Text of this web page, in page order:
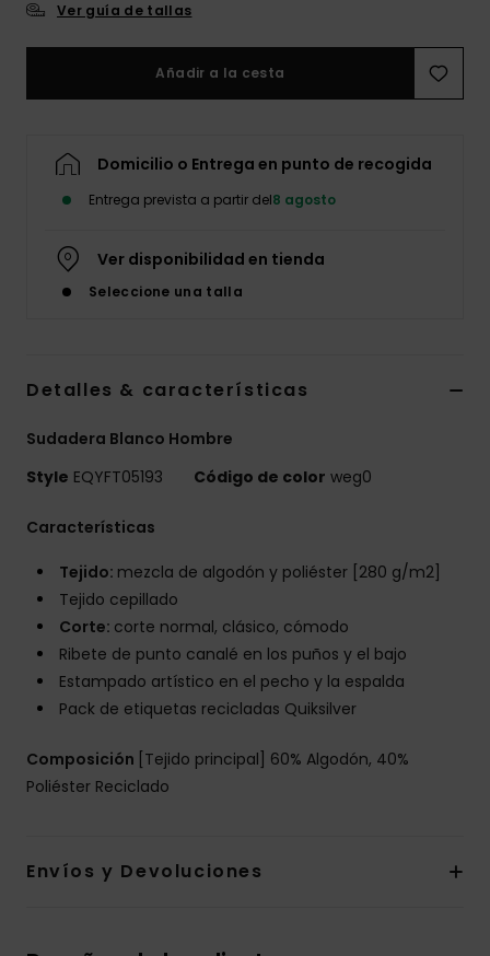
Ver guía de tallas
Añadir a la cesta
Domicilio o Entrega en punto de recogida
Entrega prevista a partir del8 agosto
Ver disponibilidad en tienda
Seleccione una talla
Detalles & características
Sudadera Blanco Hombre
Style EQYFT05193 Código de color weg0
Características
Tejido: mezcla de algodón y poliéster [280 g/m2]
Tejido cepillado
Corte: corte normal, clásico, cómodo
Ribete de punto canalé en los puños y el bajo
Estampado artístico en el pecho y la espalda
Pack de etiquetas recicladas Quiksilver
Composición [Tejido principal] 60% Algodón, 40%
Poliéster Reciclado
Envíos y Devoluciones